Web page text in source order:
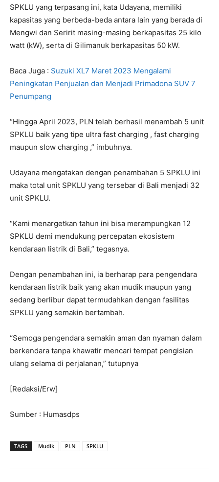
SPKLU yang terpasang ini, kata Udayana, memiliki
kapasitas yang berbeda-beda antara lain yang berada di
Mengwi dan Seririt masing-masing berkapasitas 25 kilo
watt (kW), serta di Gilimanuk berkapasitas 50 kW.
Baca Juga : Suzuki XL7 Maret 2023 Mengalami
Peningkatan Penjualan dan Menjadi Primadona SUV 7
Penumpang
“Hingga April 2023, PLN telah berhasil menambah 5 unit
SPKLU baik yang tipe ultra fast charging , fast charging
maupun slow charging ,” imbuhnya.
Udayana mengatakan dengan penambahan 5 SPKLU ini
maka total unit SPKLU yang tersebar di Bali menjadi 32
unit SPKLU.
“Kami menargetkan tahun ini bisa merampungkan 12
SPKLU demi mendukung percepatan ekosistem
kendaraan listrik di Bali,” tegasnya.
Dengan penambahan ini, ia berharap para pengendara
kendaraan listrik baik yang akan mudik maupun yang
sedang berlibur dapat termudahkan dengan fasilitas
SPKLU yang semakin bertambah.
“Semoga pengendara semakin aman dan nyaman dalam
berkendara tanpa khawatir mencari tempat pengisian
ulang selama di perjalanan,” tutupnya
[Redaksi/Erw]
Sumber : Humasdps
TAGS Mudik PLN SPKLU